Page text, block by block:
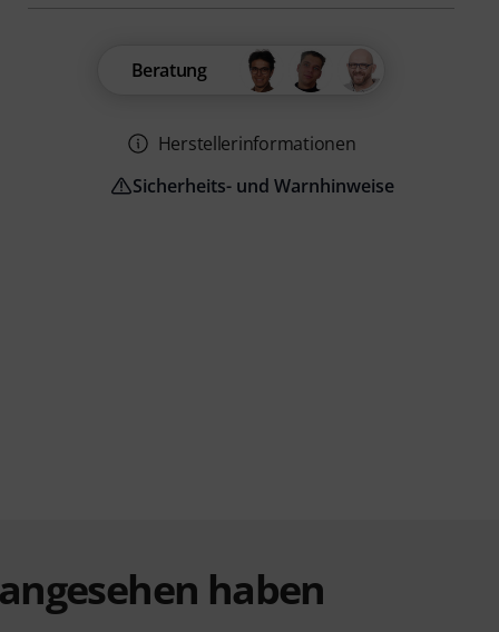
Beratung
Herstellerinformationen
Sicherheits- und Warnhinweise
haben